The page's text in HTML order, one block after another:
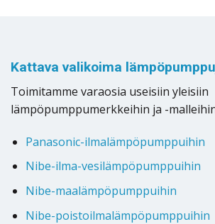
Kattava valikoima
Toimitamme varaosia useisiin yleisiin
lämpöpumppumerkkeihin ja -
Panasonic-ilmalämpöpumppuihin
Nibe-ilma-vesilämpöpumppuihin
Nibe-maalämpöpumppuihin
Nibe-poistoilmalämpöpumppuihin